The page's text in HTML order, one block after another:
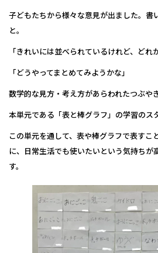
子どもたちから様々な意見が出ました。書
と。
「きれいには並べられているけれど、どれ
「どうやってまとめてみようかな」
数学的な見方・考え方があらわれたつぶや
本単元である「表と棒グラフ」の学習のス
この単元を通して、表や棒グラフで表すこ
に、日常生活でも使いたいという気持ちが
す。